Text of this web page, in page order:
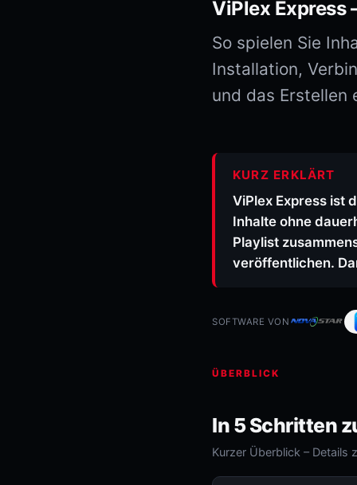
ViPlex Express
So spielen Sie
Installation,
und das Erstellen
KURZ ERKLÄRT
ViPlex Express ist
Inhalte ohne
Playlist
veröffentlichen.
SOFTWARE VON
ÜBERBLICK
In 5 Schritten
Kurzer Überblick – Details